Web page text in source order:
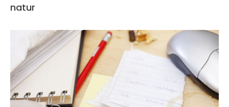
natur